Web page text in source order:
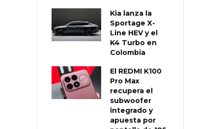
Kia lanza la
Sportage X-
Line HEV y el
K4 Turbo en
Colombia
El REDMI K100
Pro Max
recupera el
subwoofer
integrado y
apuesta por